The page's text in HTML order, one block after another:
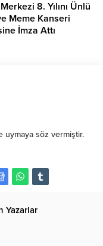
8. Yılını Ünlü
Meme Kanseri
İmza Attı
uymaya söz vermiştir.
Yazarlar